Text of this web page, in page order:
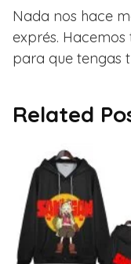
Nada nos hace
exprés.
para que tengas
Related